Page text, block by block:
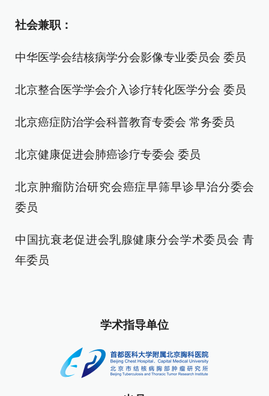
社会兼职：
中华医学会结核病学分会影像专业委员会 委员
北京整合医学学会介入诊疗转化医学分会 委员
北京癌症防治学会科普教育专委会 常务委员
北京健康促进会肺癌诊疗专委会 委员
北京肿瘤防治研究会癌症早筛早诊早治分委会
委员
中国抗衰老促进会乳腺健康分会学术委员会 青
年委员
学术指导单位